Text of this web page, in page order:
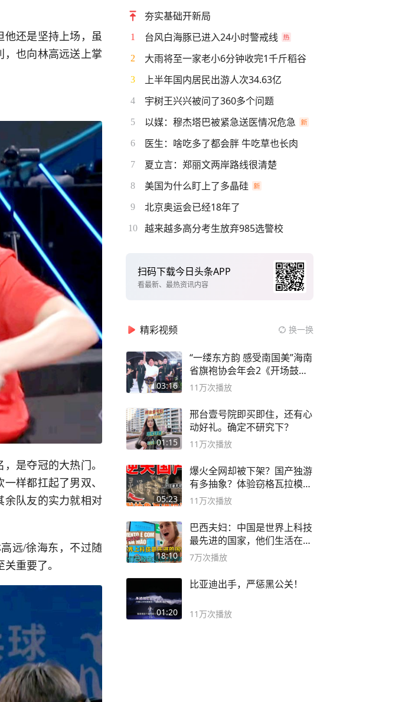
还是坚持上场，虽
也向林高远送上掌
是夺冠的大热门。
样都扛起了男双、
余队友的实力就相对
远/徐海东，不过随
重要了。
夯实基础开新局
1 台风白海豚已进入24小时警戒线
2 大雨将至一家老小6分钟收完1千斤稻谷
3 上半年国内居民出游人次34.63亿
4 宇树王兴兴被问了360多个问题
5 以媒：穆杰塔巴被紧急送医情况危急
6 医生：啥吃多了都会胖 牛吃草也长肉
7 夏立言：郑丽文两岸路线很清楚
8 美国为什么盯上了多晶硅
9 北京奥运会已经18年了
10 越来越多高分考生放弃985选警校
扫码下载今日头条APP
看最新、最热资讯内容
精彩视频 换一换
03:16
“一缕东方韵 感受南国美”海南
省旗袍协会年会2《开场鼓》
二团
11万次播放
01:15
邢台壹号院即买即住，还有心
动好礼。确定不研究下？
11万次播放
05:23
爆火全网却被下架？国产独游
有多抽象？体验窃格瓦拉模拟
器！
11万次播放
18:10
巴西夫妇：中国是世界上科技
最先进的国家，他们生活在
2999年
7万次播放
01:20
比亚迪出手，严惩黑公关！
11万次播放